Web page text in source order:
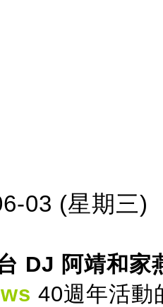
03 (星期三)
DJ 阿靖和家
40週年活動